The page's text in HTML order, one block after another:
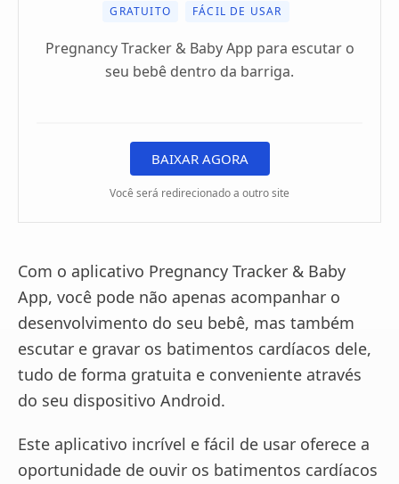
GRATUITO FÁCIL DE USAR
Pregnancy Tracker & Baby App para escutar o
seu bebê dentro da barriga.
BAIXAR AGORA
Você será redirecionado a outro site
Com o aplicativo Pregnancy Tracker & Baby
App, você pode não apenas acompanhar o
desenvolvimento do seu bebê, mas também
escutar e gravar os batimentos cardíacos dele,
tudo de forma gratuita e conveniente através
do seu dispositivo Android.
Este aplicativo incrível e fácil de usar oferece a
oportunidade de ouvir os batimentos cardíacos